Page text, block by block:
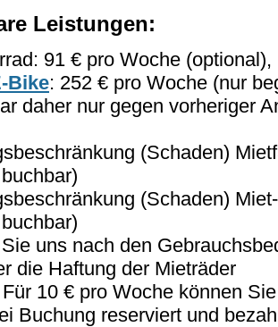
Leistungen:
91 € pro Woche (optional),
Bike: 252 € pro Woche (nur
daher nur gegen vorheriger
(Schaden)
(Schaden)
uns nach den
die Haftung der Mieträder
10 € pro Woche können
Buchung reserviert und